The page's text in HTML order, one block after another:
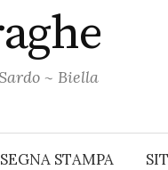
~ Biella
STAMPA